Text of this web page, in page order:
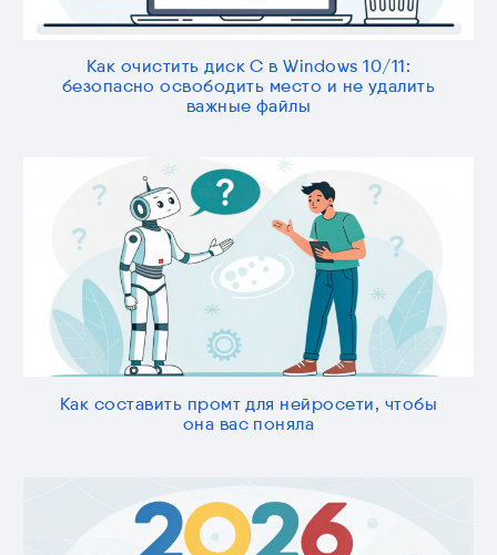
Как очистить диск C в Windows 10/11:
безопасно освободить место и не удалить
важные файлы
Как составить промт для нейросети, чтобы
она вас поняла